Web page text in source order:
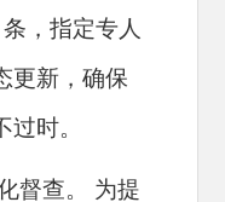
条，指定专人
更新，确保
过时。
督查。 为提